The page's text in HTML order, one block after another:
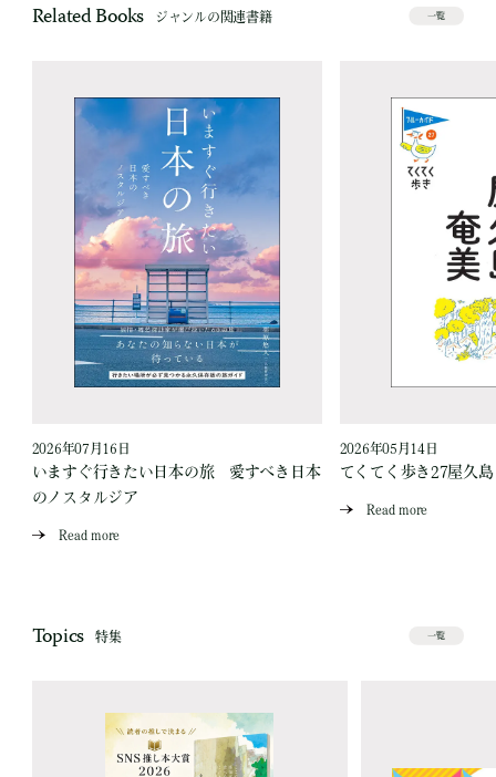
Related Books ジャンルの関連書籍 一覧
2026年07月16日
いますぐ行きたい日本の旅 愛すべき日本
のノスタルジア
Read more
2026年05月14日
てくてく歩き27屋久
Read more
Topics 特集 一覧